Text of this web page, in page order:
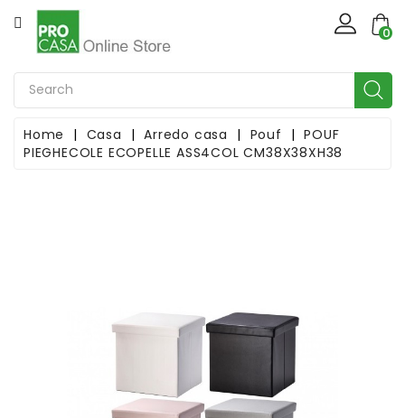
CATEGORIA
Casa
0
Home Casa Arredo casa Pouf
POUF
PIEGHECOLE ECOPELLE ASS4COL CM38X38XH38
Create wishlist ×
Wishlist name